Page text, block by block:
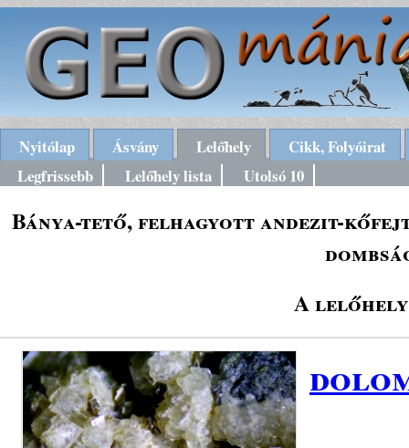
Nyitólap Ásvány Lelőhely
Cikk, Folyóirat
Legfrissebb
Lelőhely lista Utolsó 10
Bánya-tető, felhagyott andezit-
A lelőhely